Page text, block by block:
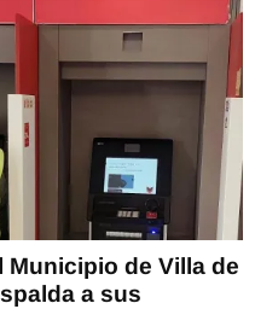
de Villa de
a sus